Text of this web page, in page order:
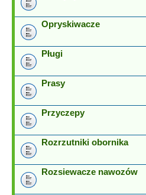
Opryskiwacze
Pługi
Prasy
Przyczepy
Rozrzutniki obornika
Rozsiewacze nawozów